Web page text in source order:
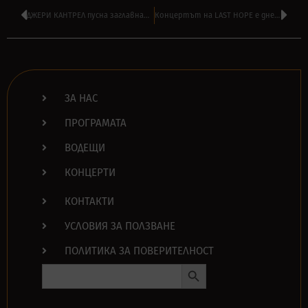
ДЖЕРИ КАНТРЕЛ пусна заглавната песен от новия си солов албум – ‘Brighten’ Концертът на LAST HOPE е днес – вижте програмата по минути!
ЗА НАС
ПРОГРАМАТА
ВОДЕЩИ
КОНЦЕРТИ
КОНТАКТИ
УСЛОВИЯ ЗА ПОЛЗВАНЕ
ПОЛИТИКА ЗА ПОВЕРИТЕЛНОСТ
Search Button